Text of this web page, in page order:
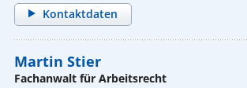
Kontaktdaten
Martin Stier
Fachanwalt für Arbeitsrecht